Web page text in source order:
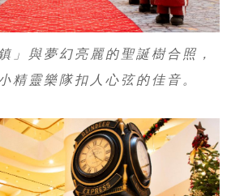
」與夢幻亮麗的聖誕樹合照，
精靈樂隊扣人心弦的佳音。